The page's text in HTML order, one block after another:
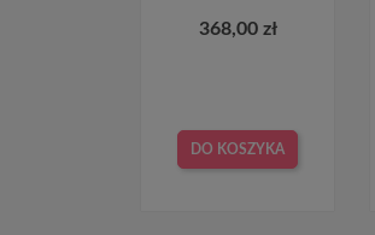
368,00 zł
DO KOSZYKA